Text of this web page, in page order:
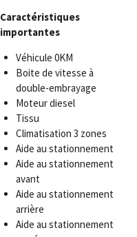
Caractéristiques
importantes
Véhicule 0KM
Boite de vitesse à
double-embrayage
Moteur diesel
Tissu
Climatisation 3 zones
Aide au stationnement
Aide au stationnement
avant
Aide au stationnement
arrière
Aide au stationnement